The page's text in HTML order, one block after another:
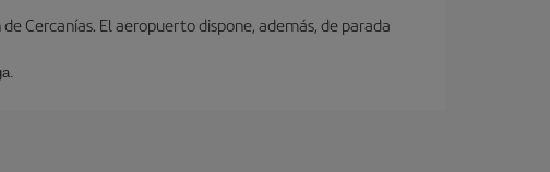
Cercanías. El aeropuerto dispone, además, de parada